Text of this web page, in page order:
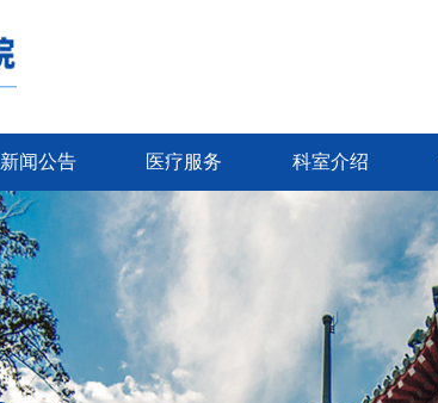
新闻公告 医疗服务 科室介绍